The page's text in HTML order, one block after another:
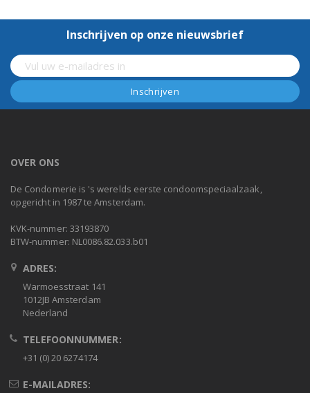
Inschrijven op onze nieuwsbrief
OVER ONS
De Condomerie is 's werelds eerste condoomspeciaalzaak,
opgericht in 1987 te Amsterdam.
KVK-nummer: 33193870
BTW-nummer: NL0086.82.033.b01
ADRES:
Warmoesstraat 141
1012JB Amsterdam
Nederland
TELEFOONNUMMER:
+31 (0) 20 6274174
E-MAILADRES: